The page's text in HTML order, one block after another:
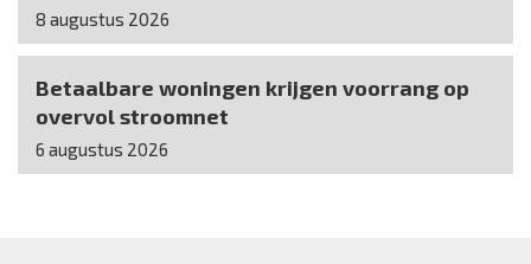
8 augustus 2026
Betaalbare woningen krijgen voorrang op
overvol stroomnet
6 augustus 2026